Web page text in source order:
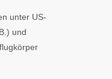
unter US-
und